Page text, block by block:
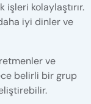
kolaylaştırır.
iyi dinler ve
ve
belirli bir grup